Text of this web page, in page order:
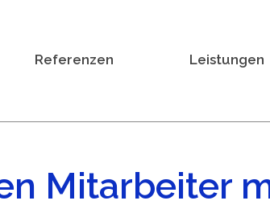
Referenzen Leistungen
Mitarbeiter